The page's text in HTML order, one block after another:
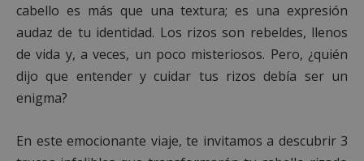
cabello es más que una textura; es una expresión
audaz de tu identidad. Los rizos son rebeldes, llenos
de vida y, a veces, un poco misteriosos. Pero, ¿quién
dijo que entender y cuidar tus rizos debía ser un
enigma?
En este emocionante viaje, te invitamos a descubrir 3